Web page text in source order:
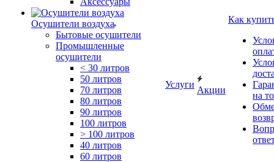
Осушители воздуха
Бытовые осушители
Промышленные
осушители
< 30 литров
50 литров
70 литров
80 литров
90 литров
100 литров
> 100 литров
40 литров
60 литров
Услуги
Акции
Как
на